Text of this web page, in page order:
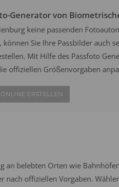
Generator von
keine passenden
können Sie Ihre Passbilder auch
Mit Hilfe des Passfoto
offiziellen Größenvorgaben
ERSTELLEN
an belebten Orten wie
offiziellen Vorgaben.